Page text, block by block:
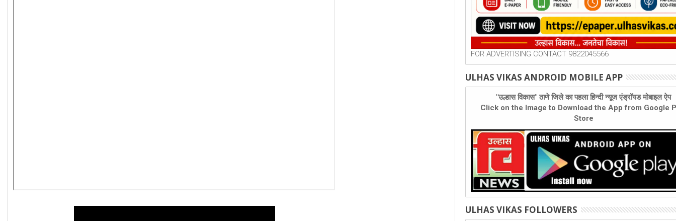
FOR ADVERTISING CONTACT 9822045566
ULHAS VIKAS ANDROID MOBILE APP
"उल्हास विकास" ठाणे जिले का पहला हिन्दी न्यूज एंड्रॉयड मोबाइल ऐप
Click on the Image to Download the App from Google
Store
ULHAS VIKAS FOLLOWERS